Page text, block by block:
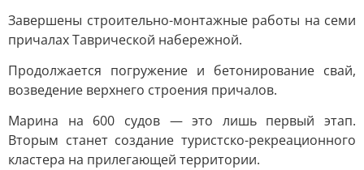
Завершены строительно-монтажные работы на семи
причалах Таврической набережной.
Продолжается погружение и бетонирование свай,
возведение верхнего строения причалов.
Марина на 600 судов — это лишь первый этап.
Вторым станет создание туристско-рекреационного
кластера на прилегающей территории.